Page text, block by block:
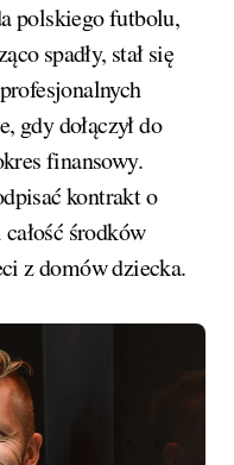
polskiego futbolu,
spadły, stał się
gdy dołączył do
finansowy.
kontrakt o
środków
z domów dziecka.